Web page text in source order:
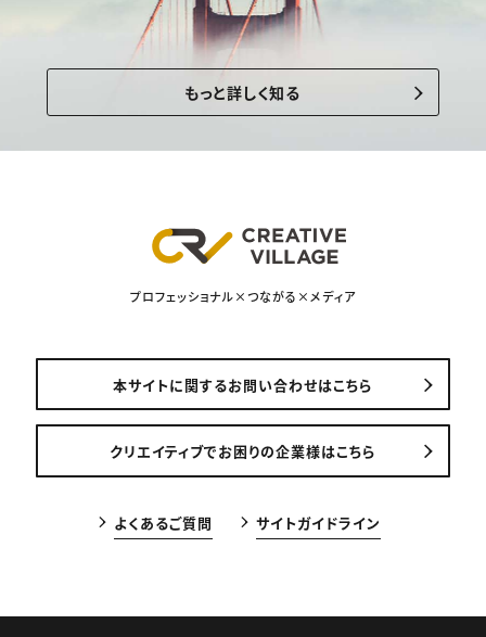
もっと詳しく知る
プロフェッショナル×つながる×メディア
本サイトに関するお問い合わせはこちら
クリエイティブでお困りの企業様はこちら
よくあるご質問 サイトガイドライン